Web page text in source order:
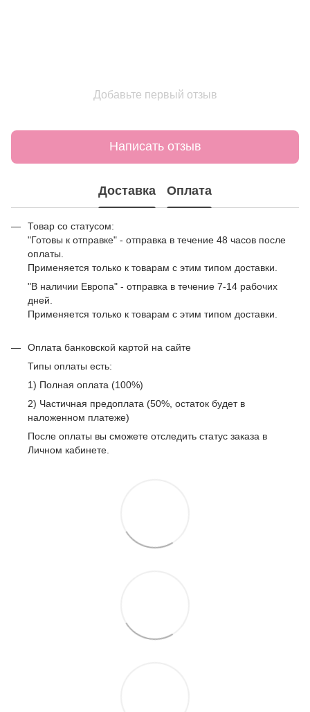
Добавьте первый отзыв
Написать отзыв
Доставка Оплата
Товар со статусом:
"Готовы к отправке" - отправка в течение 48 часов после
оплаты.
Применяется только к товарам с этим типом доставки.
"В наличии Европа" - отправка в течение 7-14 рабочих
дней.
Применяется только к товарам с этим типом доставки.
Оплата банковской картой на сайте
Типы оплаты есть:
1) Полная оплата (100%)
2) Частичная предоплата (50%, остаток будет в
наложенном платеже)
После оплаты вы сможете отследить статус заказа в
Личном кабинете.